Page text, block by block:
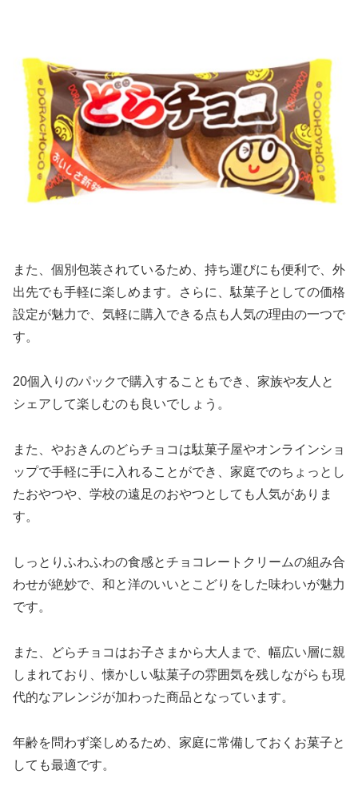
また、個別包装されているため、持ち運びにも便利で、外
出先でも手軽に楽しめます。さらに、駄菓子としての価格
設定が魅力で、気軽に購入できる点も人気の理由の一つで
す。
20個入りのパックで購入することもでき、家族や友人と
シェアして楽しむのも良いでしょう。
また、やおきんのどらチョコは駄菓子屋やオンラインショ
ップで手軽に手に入れることができ、家庭でのちょっとし
たおやつや、学校の遠足のおやつとしても人気がありま
す。
しっとりふわふわの食感とチョコレートクリームの組み合
わせが絶妙で、和と洋のいいとこどりをした味わいが魅力
です。
また、どらチョコはお子さまから大人まで、幅広い層に親
しまれており、懐かしい駄菓子の雰囲気を残しながらも現
代的なアレンジが加わった商品となっています。
年齢を問わず楽しめるため、家庭に常備しておくお菓子と
しても最適です。